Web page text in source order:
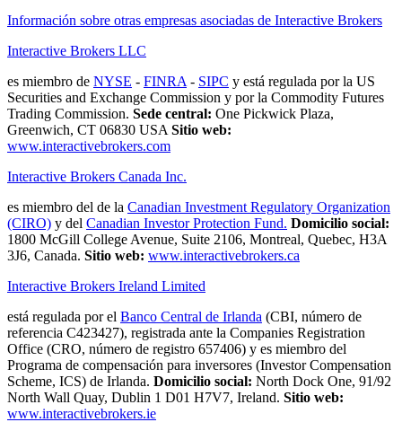
Información sobre otras empresas asociadas de Interactive Brokers
Interactive Brokers LLC
es miembro de NYSE - FINRA - SIPC y está regulada por la US
Securities and Exchange Commission y por la Commodity Futures
Trading Commission. Sede central: One Pickwick Plaza,
Greenwich, CT 06830 USA Sitio web:
www.interactivebrokers.com
Interactive Brokers Canada Inc.
es miembro del de la Canadian Investment Regulatory Organization
(CIRO) y del Canadian Investor Protection Fund. Domicilio social:
1800 McGill College Avenue, Suite 2106, Montreal, Quebec, H3A
3J6, Canada. Sitio web: www.interactivebrokers.ca
Interactive Brokers Ireland Limited
está regulada por el Banco Central de Irlanda (CBI, número de
referencia C423427), registrada ante la Companies Registration
Office (CRO, número de registro 657406) y es miembro del
Programa de compensación para inversores (Investor Compensation
Scheme, ICS) de Irlanda. Domicilio social: North Dock One, 91/92
North Wall Quay, Dublin 1 D01 H7V7, Ireland. Sitio web:
www.interactivebrokers.ie